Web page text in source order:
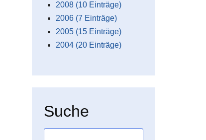
2008 (10 Einträge)
2006 (7 Einträge)
2005 (15 Einträge)
2004 (20 Einträge)
Suche